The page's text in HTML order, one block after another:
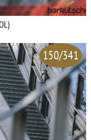
150/341